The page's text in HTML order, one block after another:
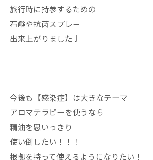
旅行時に持参するための
石鹸や抗菌スプレー
出来上がりました♩
今後も【感染症】は大きなテーマ
アロマテラピーを使うなら
精油を思いっきり
使い倒したい！！！
根拠を持って使えるようになりたい！